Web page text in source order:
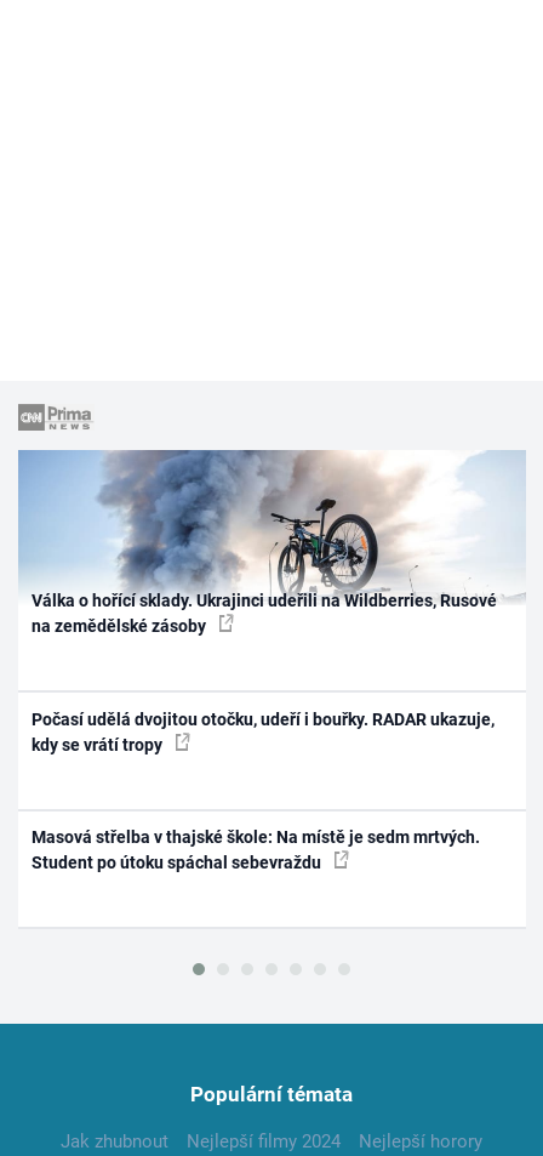
Válka o hořící sklady. Ukrajinci udeřili na Wildberries, Rusové
na zemědělské zásoby
Počasí udělá dvojitou otočku, udeří i bouřky. RADAR ukazuje,
kdy se vrátí tropy
Masová střelba v thajské škole: Na místě je sedm mrtvých.
Student po útoku spáchal sebevraždu
Populární témata
Jak zhubnout Nejlepší filmy 2024
Nejlepší horory